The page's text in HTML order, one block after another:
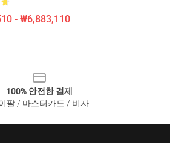
- ₩6,883,110
100% 안전한 결제
팔 / 마스터카드 / 비자